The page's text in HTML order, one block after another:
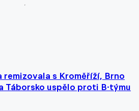
remizovala s Kroměříží, Brno
Táborsko uspělo proti B-týmu